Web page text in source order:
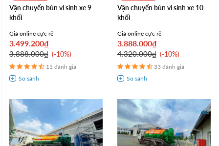
Vận chuyển bùn vi sinh xe 9
khối
Giá online cực rẻ
3.499.200₫
3.888.000₫ -10%
11 đánh giá
Vận chuyển bùn vi sinh xe 10
khối
Giá online cực rẻ
3.888.000₫
4.320.000₫ -10%
33 đánh giá